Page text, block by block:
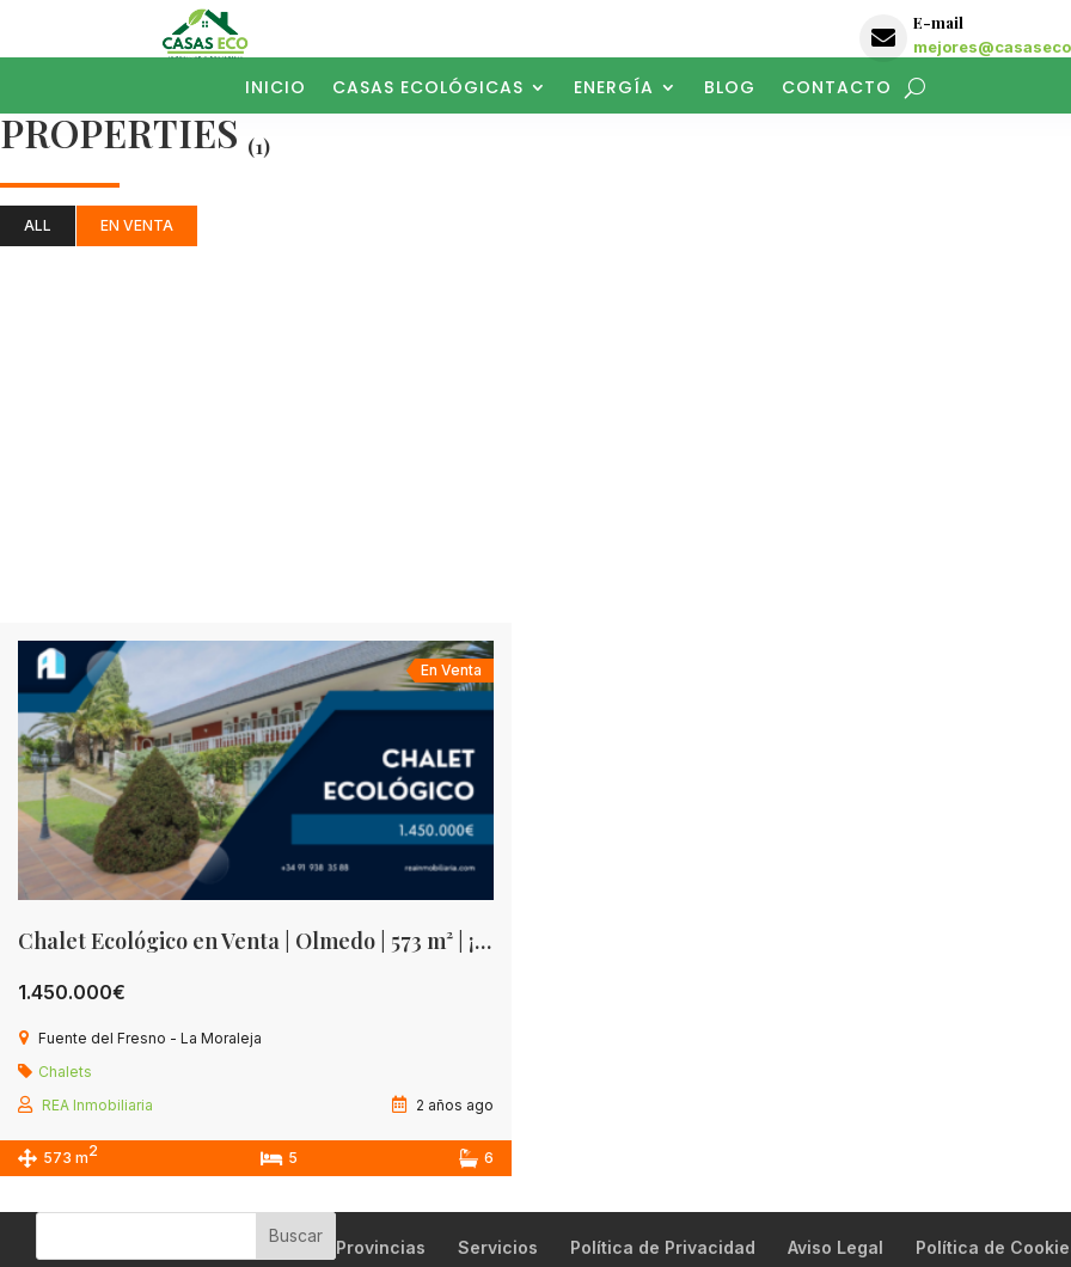

E-mail
INICIO CASAS ECOLÓGICAS ENERGÍA BLOG CONTACTO
PROPERTIES (1)
ALL EN VENTA
En Venta
Chalet Ecológico en Venta | Olmedo | 573 m² | ¡Tu Oasis Sostenible!
1.450.000€
Fuente del Fresno - La Moraleja
Chalets
REA Inmobiliaria
2 años ago
573 m2 5 6
Provincias Servicios Política de Privacidad Aviso Legal Política de